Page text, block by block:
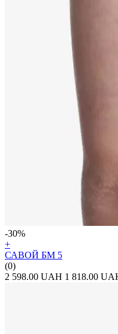
-30%
+
САВОЙ БМ 5
(0)
2 598.00 UAH 1 818.00